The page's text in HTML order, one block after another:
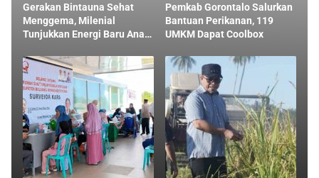
Gerakan Bintauna Sehat
Menggema, Milenial
Tunjukkan Energi Baru Anak
Pemkab Gorontalo Salurkan
Bantuan Perikanan, 119
UMKM Dapat Coolbox